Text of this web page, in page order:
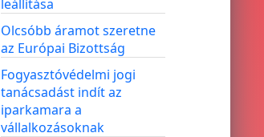
leállítása
Olcsóbb áramot szeretne
az Európai Bizottság
Fogyasztóvédelmi jogi
tanácsadást indít az
iparkamara a
vállalkozásoknak